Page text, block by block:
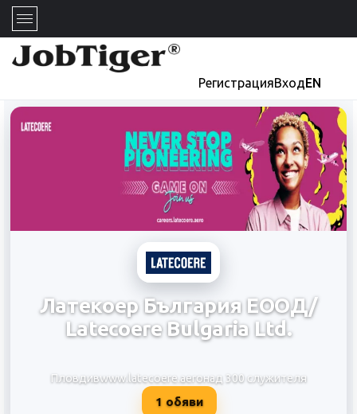
РегистрацияВходEN
Латекоер България ЕООД/
Latecoere Bulgaria Ltd.
Пловдивwww.latecoere.aeroнад 300 служителя
1 обяви